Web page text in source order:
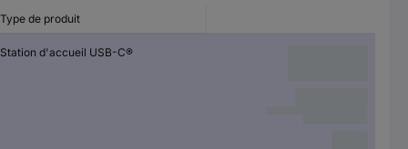
Type de produit
Station d'accueil USB-C®